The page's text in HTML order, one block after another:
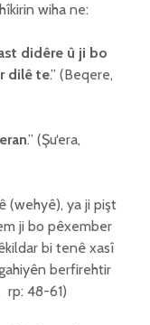
wiha ne:
didêre û ji bo
dilê te.” (Beqere,
.” (Şu‘era,
(wehyê), ya ji pişt
ji bo pêxember
bi tenê xasî
berfirehtir
rp: 48-61)